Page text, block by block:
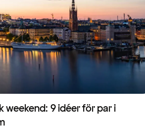
weekend: 9 idéer för par i